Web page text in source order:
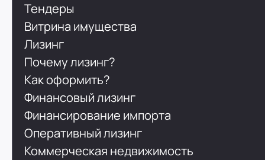
Тендеры
Витрина имущества
Лизинг
Почему лизинг?
Как оформить?
Финансовый лизинг
Финансирование импорта
Оперативный лизинг
Коммерческая недвижимость